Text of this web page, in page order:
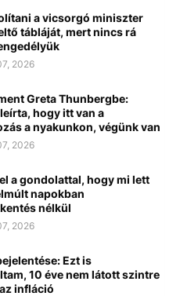
a vicsorgó miniszter
tábláját, mert nincs rá
2026
Greta Thunbergbe:
hogy itt van a
a nyakunkon, végünk van
2026
a gondolattal, hogy mi lett
napokban
nélkül
2026
Ezt is
10 éve nem látott szintre
infláció